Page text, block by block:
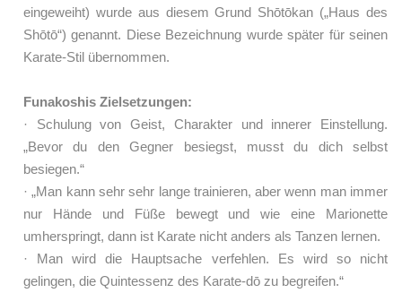
eingeweiht) wurde aus diesem Grund Shōtōkan („Haus des
Shōtō“) genannt. Diese Bezeichnung wurde später für seinen
Karate-Stil übernommen.
Funakoshis Zielsetzungen:
· Schulung von Geist, Charakter und innerer Einstellung.
„Bevor du den Gegner besiegst, musst du dich selbst
besiegen.“
· „Man kann sehr sehr lange trainieren, aber wenn man immer
nur Hände und Füße bewegt und wie eine Marionette
umherspringt, dann ist Karate nicht anders als Tanzen lernen.
· Man wird die Hauptsache verfehlen. Es wird so nicht
gelingen, die Quintessenz des Karate-dō zu begreifen.“